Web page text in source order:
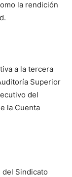
la rendición
a la tercera
Superior
del
la Cuenta
Sindicato